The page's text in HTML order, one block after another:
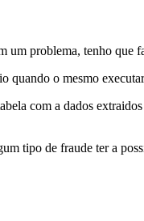
um problema, tenho que
quando o mesmo
com a dados
tipo de fraude ter a